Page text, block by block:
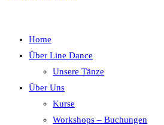
Home
Über Line Dance
Unsere Tänze
Über Uns
Kurse
Workshops – Buchungen